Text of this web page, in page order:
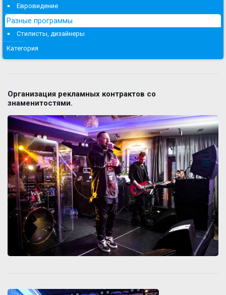
Евровидение
Разные программы
Стилисты, дизайнеры
Категория
Организация рекламных контрактов со
знаменитостями.